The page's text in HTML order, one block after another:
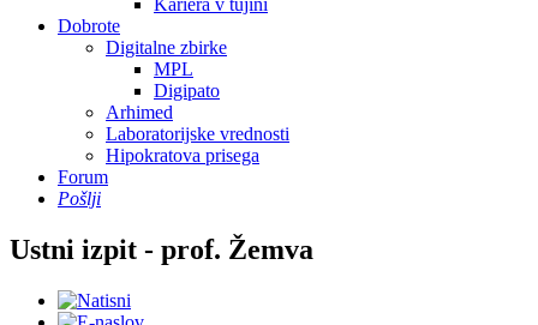
Kariera v tujini
Dobrote
Digitalne zbirke
MPL
Digipato
Arhimed
Laboratorijske vrednosti
Hipokratova prisega
Forum
Pošlji
Ustni izpit - prof. Žemva